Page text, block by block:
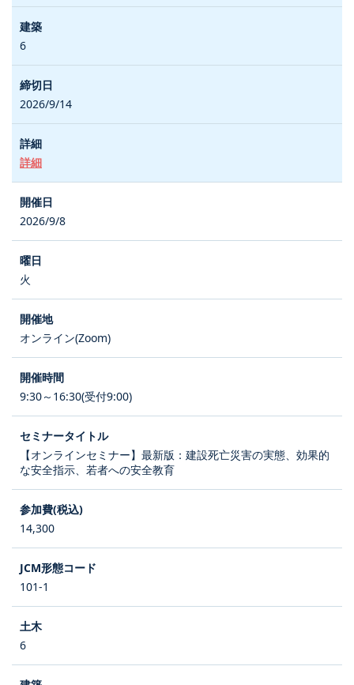
6
2026/9/14
詳細
2026/9/8
火
オンライン(Zoom)
9:30～16:30(受付9:00)
【オンラインセミナー】最新版：建設死亡災害の実態、効果的
な安全指示、若者への安全教育
14,300
101-1
6